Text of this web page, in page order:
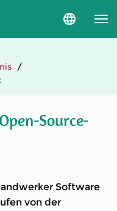
Sprache
Source-
Software
von der